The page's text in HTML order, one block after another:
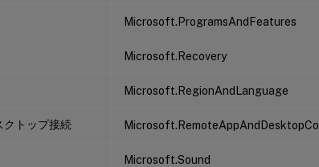
Microsoft.ProgramsAndFeatures
Microsoft.Recovery
Microsoft.RegionAndLanguage
クトップ接続
Microsoft.Sound